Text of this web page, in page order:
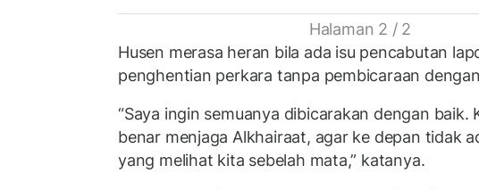
Halaman 2 / 2
Husen merasa heran bila ada isu pencabutan
penghentian perkara tanpa pembicaraan
“Saya ingin semuanya dibicarakan dengan baik.
benar menjaga Alkhairaat, agar ke depan tidak
yang melihat kita sebelah mata,” katanya.